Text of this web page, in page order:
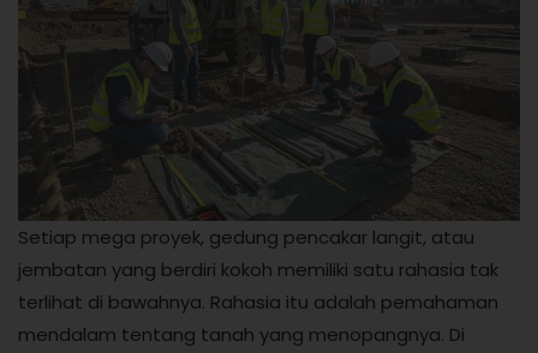
Setiap mega proyek, gedung pencakar langit, atau
jembatan yang berdiri kokoh memiliki satu rahasia tak
terlihat di bawahnya. Rahasia itu adalah pemahaman
mendalam tentang tanah yang menopangnya. Di